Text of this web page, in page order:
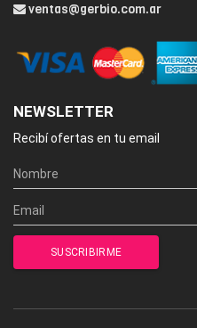
ventas@gerbio.com.ar
NEWSLETTER
Recibí ofertas en tu email